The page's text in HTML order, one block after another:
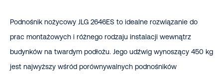
Podnośnik nożycowy JLG 2646ES to idealne rozwiązanie do
prac montażowych i różnego rodzaju instalacji wewnątrz
budynków na twardym podłożu. Jego udźwig wynoszący 450 kg
jest najwyższy wśród porównywalnych podnośników